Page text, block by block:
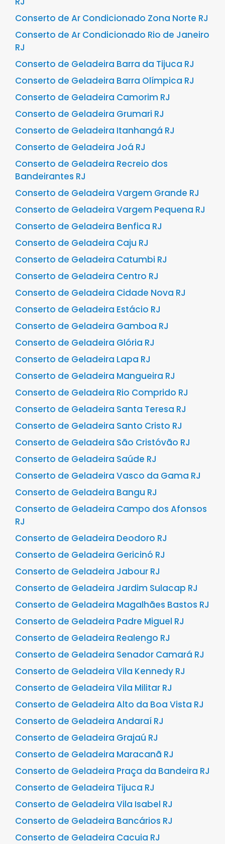
Conserto de Ar Condicionado Zona Norte RJ
Conserto de Ar Condicionado Rio de Janeiro
RJ
Conserto de Geladeira Barra da Tijuca RJ
Conserto de Geladeira Barra Olímpica RJ
Conserto de Geladeira Camorim RJ
Conserto de Geladeira Grumari RJ
Conserto de Geladeira Itanhangá RJ
Conserto de Geladeira Joá RJ
Conserto de Geladeira Recreio dos
Bandeirantes RJ
Conserto de Geladeira Vargem Grande RJ
Conserto de Geladeira Vargem Pequena RJ
Conserto de Geladeira Benfica RJ
Conserto de Geladeira Caju RJ
Conserto de Geladeira Catumbi RJ
Conserto de Geladeira Centro RJ
Conserto de Geladeira Cidade Nova RJ
Conserto de Geladeira Estácio RJ
Conserto de Geladeira Gamboa RJ
Conserto de Geladeira Glória RJ
Conserto de Geladeira Lapa RJ
Conserto de Geladeira Mangueira RJ
Conserto de Geladeira Rio Comprido RJ
Conserto de Geladeira Santa Teresa RJ
Conserto de Geladeira Santo Cristo RJ
Conserto de Geladeira São Cristóvão RJ
Conserto de Geladeira Saúde RJ
Conserto de Geladeira Vasco da Gama RJ
Conserto de Geladeira Bangu RJ
Conserto de Geladeira Campo dos Afonsos
RJ
Conserto de Geladeira Deodoro RJ
Conserto de Geladeira Gericinó RJ
Conserto de Geladeira Jabour RJ
Conserto de Geladeira Jardim Sulacap RJ
Conserto de Geladeira Magalhães Bastos RJ
Conserto de Geladeira Padre Miguel RJ
Conserto de Geladeira Realengo RJ
Conserto de Geladeira Senador Camará RJ
Conserto de Geladeira Vila Kennedy RJ
Conserto de Geladeira Vila Militar RJ
Conserto de Geladeira Alto da Boa Vista RJ
Conserto de Geladeira Andaraí RJ
Conserto de Geladeira Grajaú RJ
Conserto de Geladeira Maracanã RJ
Conserto de Geladeira Praça da Bandeira RJ
Conserto de Geladeira Tijuca RJ
Conserto de Geladeira Vila Isabel RJ
Conserto de Geladeira Bancários RJ
Conserto de Geladeira Cacuia RJ